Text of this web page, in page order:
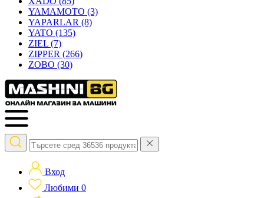
YAMAMOTO (3)
YAPARLAR (8)
YATO (135)
ZIEL (7)
ZIPPER (266)
ZOBO (30)
Вход
Любими 0